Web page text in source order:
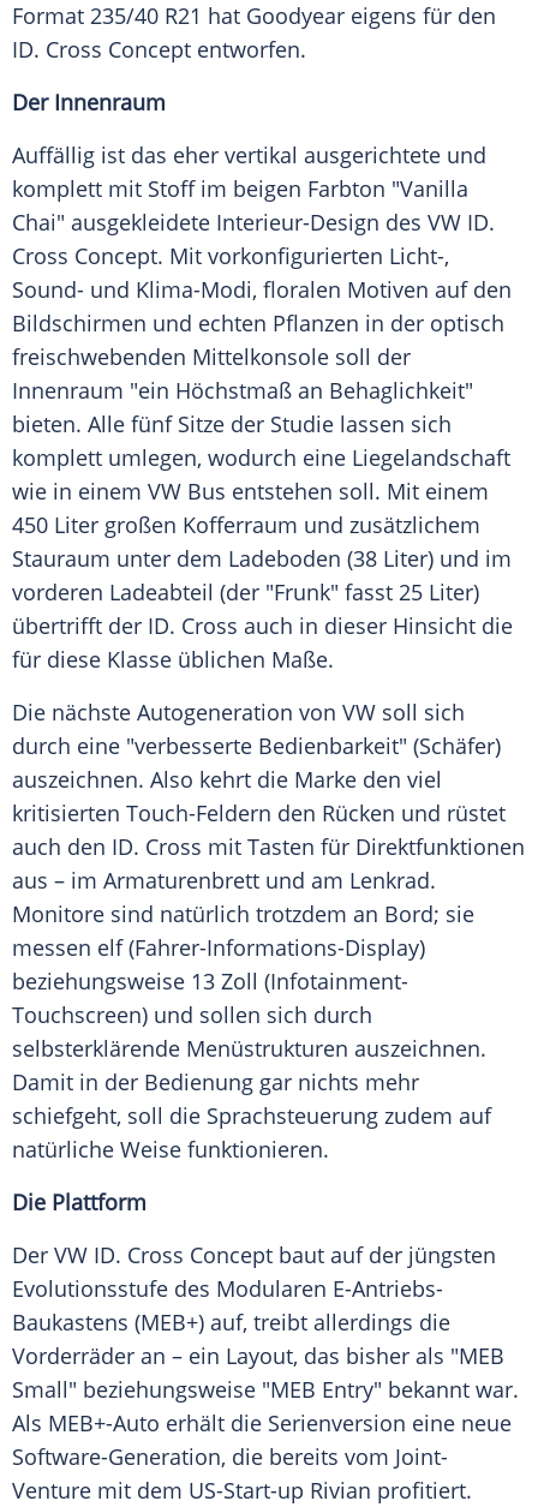
Format 235/40 R21 hat Goodyear eigens für den
ID. Cross Concept entworfen.
Der Innenraum
Auffällig ist das eher vertikal ausgerichtete und
komplett mit Stoff im beigen Farbton "Vanilla
Chai" ausgekleidete Interieur-Design des VW ID.
Cross Concept. Mit vorkonfigurierten Licht-,
Sound- und Klima-Modi, floralen Motiven auf den
Bildschirmen und echten Pflanzen in der optisch
freischwebenden Mittelkonsole soll der
Innenraum "ein Höchstmaß an Behaglichkeit"
bieten. Alle fünf Sitze der Studie lassen sich
komplett umlegen, wodurch eine Liegelandschaft
wie in einem VW Bus entstehen soll. Mit einem
450 Liter großen Kofferraum und zusätzlichem
Stauraum unter dem Ladeboden (38 Liter) und im
vorderen Ladeabteil (der "Frunk" fasst 25 Liter)
übertrifft der ID. Cross auch in dieser Hinsicht die
für diese Klasse üblichen Maße.
Die nächste Autogeneration von VW soll sich
durch eine "verbesserte Bedienbarkeit" (Schäfer)
auszeichnen. Also kehrt die Marke den viel
kritisierten Touch-Feldern den Rücken und rüstet
auch den ID. Cross mit Tasten für Direktfunktionen
aus – im Armaturenbrett und am Lenkrad.
Monitore sind natürlich trotzdem an Bord; sie
messen elf (Fahrer-Informations-Display)
beziehungsweise 13 Zoll (Infotainment-
Touchscreen) und sollen sich durch
selbsterklärende Menüstrukturen auszeichnen.
Damit in der Bedienung gar nichts mehr
schiefgeht, soll die Sprachsteuerung zudem auf
natürliche Weise funktionieren.
Die Plattform
Der VW ID. Cross Concept baut auf der jüngsten
Evolutionsstufe des Modularen E-Antriebs-
Baukastens (MEB+) auf, treibt allerdings die
Vorderräder an – ein Layout, das bisher als "MEB
Small" beziehungsweise "MEB Entry" bekannt war.
Als MEB+-Auto erhält die Serienversion eine neue
Software-Generation, die bereits vom Joint-
Venture mit dem US-Start-up Rivian profitiert.